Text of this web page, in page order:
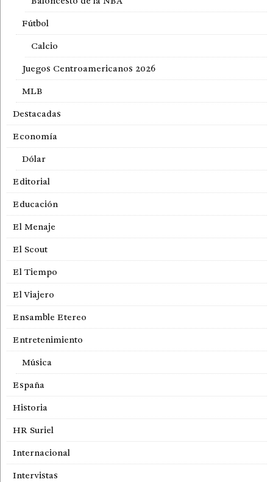
Fútbol
Calcio
Juegos Centroamericanos 2026
MLB
Destacadas
Economía
Dólar
Editorial
Educación
El Menaje
El Scout
El Tiempo
El Viajero
Ensamble Etereo
Entretenimiento
Música
España
Historia
HR Suriel
Internacional
Intervistas